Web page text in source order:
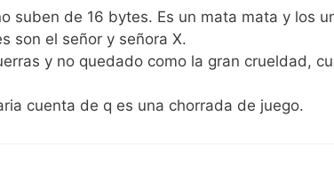
suben de 16 bytes. Es un mata mata y los
son el señor y señora X.
y no quedado como la gran crueldad,
cuenta de q es una chorrada de juego.